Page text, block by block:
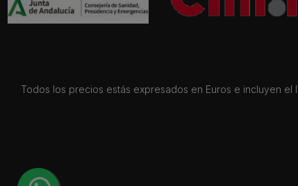
Todos los precios estás expresados en Euros e incluyen